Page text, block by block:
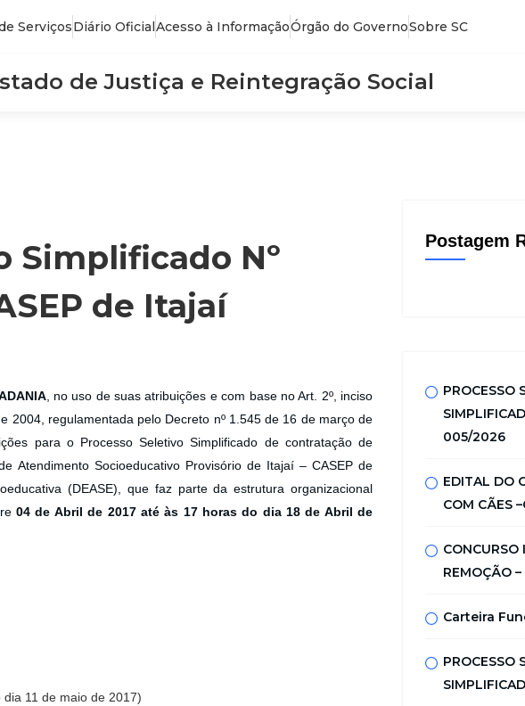
ServiçosDiário OficialAcesso à InformaçãoÓrgão do GovernoSobre SC
de Justiça e Reintegração Social
Simplificado Nº
de Itajaí
, no uso de suas atribuições e com base no Art. 2º, inciso
2004, regulamentada pelo Decreto nº 1.545 de 16 de março de
para o Processo Seletivo Simplificado de contratação de
Atendimento Socioeducativo Provisório de Itajaí – CASEP de
(DEASE), que faz parte da estrutura organizacional
04 de Abril de 2017 até às 17 horas do dia 18 de Abril de
11 de maio de 2017)
Postagem
PROCESSO
005/2026
EDITAL DO
COM CÃES
CONCURSO
REMOÇÃO
Carteira
PROCESSO